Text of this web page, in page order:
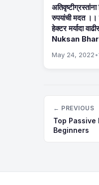
रुपयांची मदत ।।
हेक्टर मर्यादा
Nuksan
May 24, 2022•
← PREVIOUS
Top
Beginners